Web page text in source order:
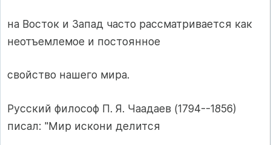
на Восток и Запад часто рассматривается как
неотъемлемое и постоянное
свойство нашего мира.
Русский философ П. Я. Чаадаев (1794--1856)
писал: "Мир искони делится